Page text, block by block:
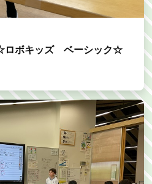
ボキッズ ベーシック☆